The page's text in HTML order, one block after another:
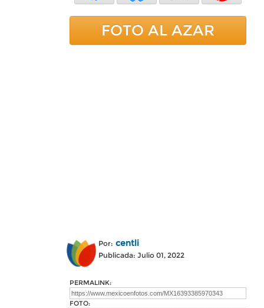
FOTO AL AZAR
Por: centli
Publicada: Julio 01, 2022
PERMALINK:
FOTO: